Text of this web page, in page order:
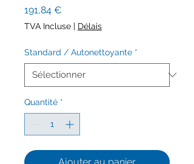
191,84 €
TVA Incluse | Délais
Standard / Autonettoyante *
Quantité *